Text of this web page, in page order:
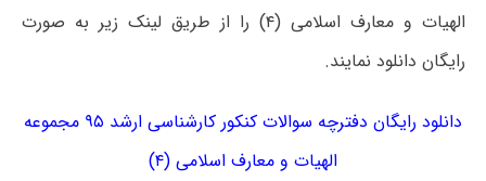
الهیات و معارف اسلامی (۴) را از طریق لینک زیر به صورت
رایگان دانلود نمایند.
دانلود رایگان دفترچه سوالات کنکور کارشناسی ارشد ۹۵ مجموعه
الهیات و معارف اسلامی (۴)